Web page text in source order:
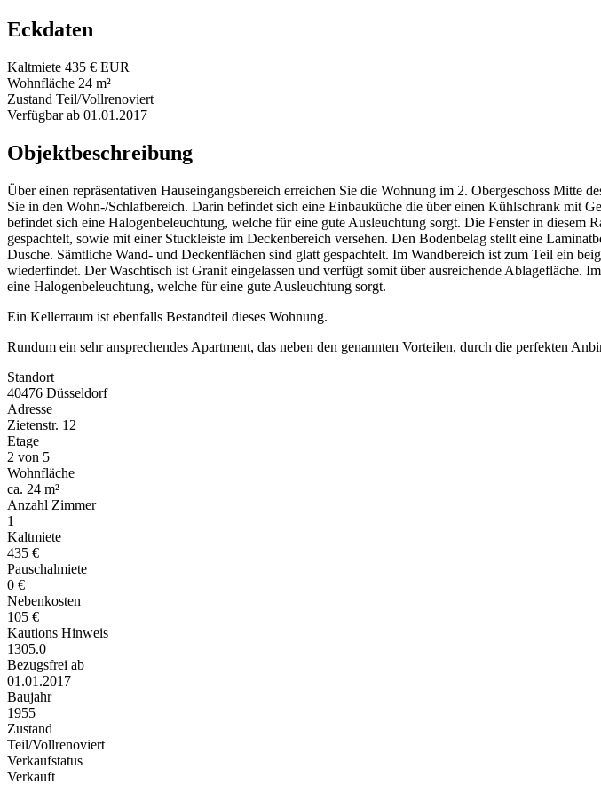
Eckdaten
Kaltmiete 435 € EUR
Wohnfläche 24 m²
Zustand Teil/Vollrenoviert
Verfügbar ab 01.01.2017
Objektbeschreibung
Über einen repräsentativen Hauseingangsbereich erreichen Sie die Wohnung im 2. Obergeschoss Mitte
Sie in den Wohn-/Schlafbereich. Darin befindet sich eine Einbauküche die über einen Kühlschrank mit
befindet sich eine Halogenbeleuchtung, welche für eine gute Ausleuchtung sorgt. Die Fenster in
gespachtelt, sowie mit einer Stuckleiste im Deckenbereich versehen. Den Bodenbelag stellt eine
Dusche. Sämtliche Wand- und Deckenflächen sind glatt gespachtelt. Im Wandbereich ist zum Teil ein
wiederfindet. Der Waschtisch ist Granit eingelassen und verfügt somit über ausreichende Ablagefläche.
eine Halogenbeleuchtung, welche für eine gute Ausleuchtung sorgt.
Ein Kellerraum ist ebenfalls Bestandteil dieses Wohnung.
Rundum ein sehr ansprechendes Apartment, das neben den genannten Vorteilen, durch die perfekten
Standort
40476 Düsseldorf
Adresse
Zietenstr. 12
Etage
2 von 5
Wohnfläche
ca. 24 m²
Anzahl Zimmer
1
Kaltmiete
435 €
Pauschalmiete
0 €
Nebenkosten
105 €
Kautions Hinweis
1305.0
Bezugsfrei ab
01.01.2017
Baujahr
1955
Zustand
Teil/Vollrenoviert
Verkaufstatus
Verkauft